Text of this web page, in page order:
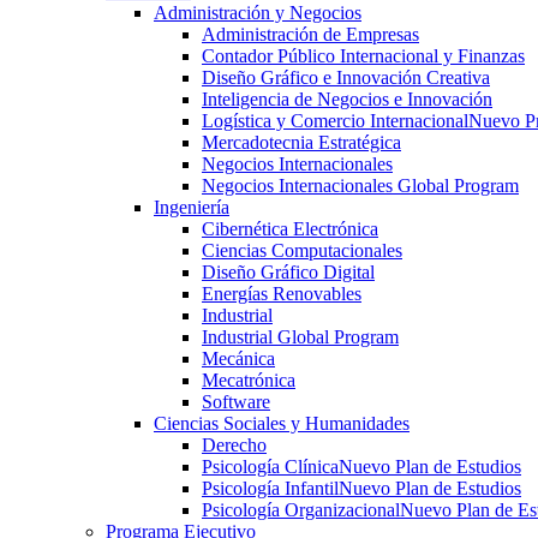
Administración y Negocios
Administración de Empresas
Contador Público Internacional y Finanzas
Diseño Gráfico e Innovación Creativa
Inteligencia de Negocios e Innovación
Logística y Comercio InternacionalNuevo
Mercadotecnia Estratégica
Negocios Internacionales
Negocios Internacionales Global Program
Ingeniería
Cibernética Electrónica
Ciencias Computacionales
Diseño Gráfico Digital
Energías Renovables
Industrial
Industrial Global Program
Mecánica
Mecatrónica
Software
Ciencias Sociales y Humanidades
Derecho
Psicología ClínicaNuevo Plan de Estudios
Psicología InfantilNuevo Plan de Estudios
Psicología OrganizacionalNuevo Plan de
Programa Ejecutivo